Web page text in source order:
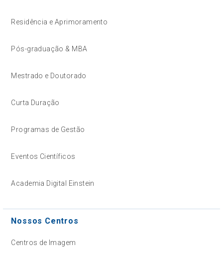
Residência e Aprimoramento
Pós-graduação & MBA
Mestrado e Doutorado
Curta Duração
Programas de Gestão
Eventos Científicos
Academia Digital Einstein
Nossos Centros
Centros de Imagem